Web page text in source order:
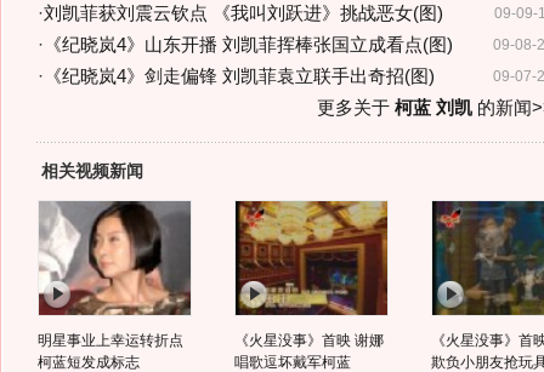
09-09-
·刘凯菲获刘震云钦点 《我叫刘跃进》挑战恶女(图)
09-08-
· 《纪晓岚4》山东开播 刘凯菲挥棒张国立成看点(图)
09-07-
· 《纪晓岚4》剑走偏锋 刘凯菲袁立联手出奇招(图)
更多关于 柯蓝 刘凯的新闻
相关视频新闻
明星事业上幸运转折点
柯蓝短发成标志
《火星没事》首映 谢娜
唱歌逗坏戴军柯蓝
《火星没事》首
欺负小朋友抢玩